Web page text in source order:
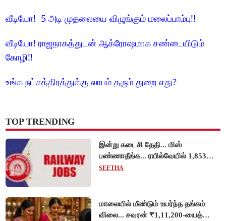
வீடியோ! 5 அடி முதலையை விழுங்கும் மலைப்பாம்பு!!
வீடியோ! ராஜநாகத்துடன் ஆக்ரோஷமாக சண்டையிடும்
கோழி!!
உங்க நட்சத்திரத்துக்கு லாபம் தரும் துறை எது?
TOP TRENDING
இன்று கடைசி தேதி... மிஸ்
பண்ணாதீங்க... ரயில்வேயில் 1,853
அப்ரண்டிஸ் பணியிடங்களுக்கு
SEETHA
மாலையில் மீண்டும் உயர்ந்த தங்கம்
விலை... சவரன் ₹1,11,200-யைத்